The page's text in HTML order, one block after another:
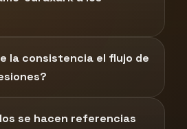
la consistencia el flujo de
se hacen referencias